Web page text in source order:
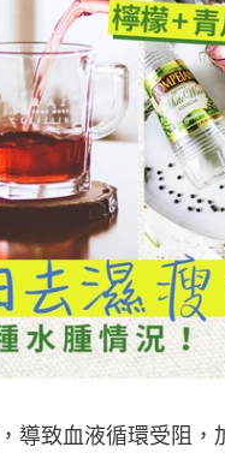
導致血液循環受阻，